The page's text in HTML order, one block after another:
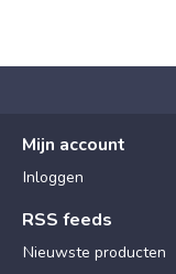
Mijn account
Inloggen
RSS feeds
Nieuwste producten